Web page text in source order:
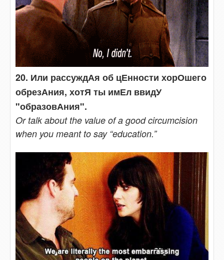
20. Или рассуждАя об цЕнности хорОшего
обрезАния, хотЯ ты имЕл ввидУ
"образовАния".
Or talk about the value of a good circumcision
when you meant to say “education.”